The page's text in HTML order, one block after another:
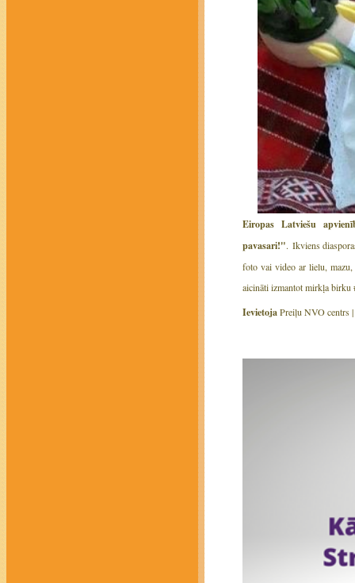
Eiropas Latviešu
pavasari!". Ikviens
foto vai video ar lielu, mazu,
aicināti izmantot mirkļa
IevietojaPreiļu NVO centrs |